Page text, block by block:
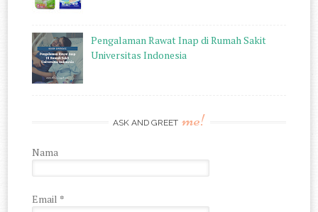
Pengalaman Rawat Inap di Rumah Sakit
Universitas Indonesia
ASK AND GREET me!
Nama
Email *